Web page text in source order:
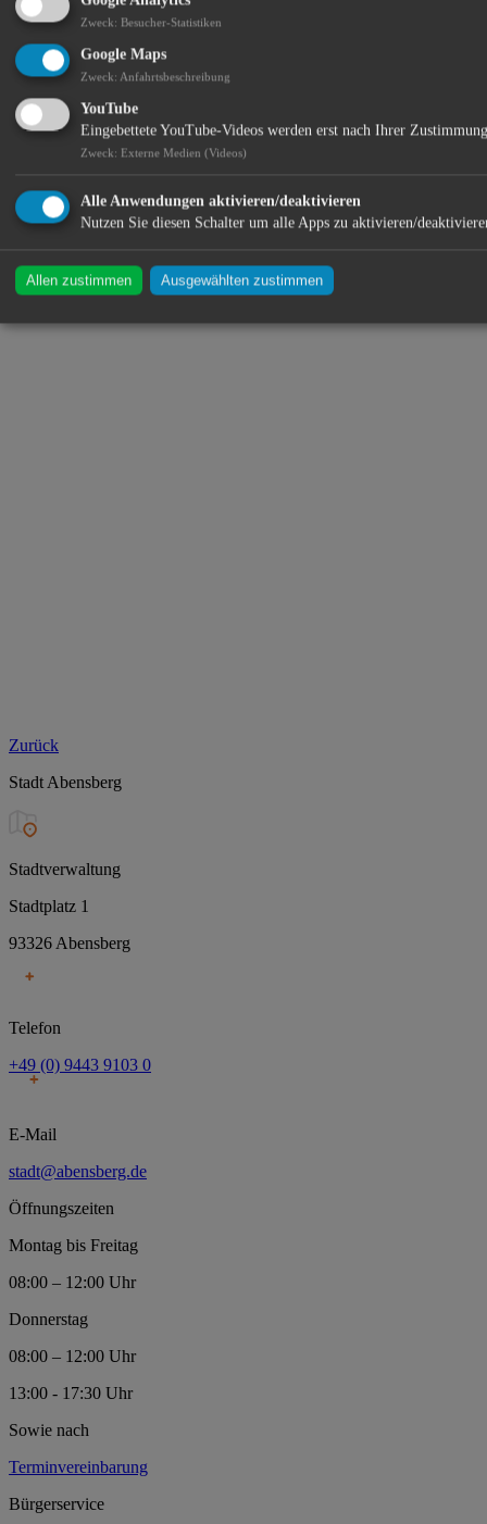
genießen und Euch mit frisch zubereiteten Gaumenfreuden aus
mit und trinkt ein Glas mit uns! Denn unser wichtigstes Ziel im
"BARREL" ist, dass sich unsere Gäste wohlfühlen und Spaß bei
gutem Wein haben. Cheers und hoffentlich bis bald im "BARREL"
...
Standort:
Zurück
Stadt Abensberg
Stadtverwaltung
Stadtplatz 1
93326 Abensberg
Telefon
+49 (0) 9443 9103 0
E-Mail
stadt@abensberg.de
Öffnungszeiten
Montag bis Freitag
08:00 – 12:00 Uhr
Donnerstag
08:00 – 12:00 Uhr
13:00 - 17:30 Uhr
Sowie nach
Terminvereinbarung
Bürgerservice
Zweck: Besucher-Statistiken
Google Maps
Zweck: Anfahrtsbeschreibung
YouTube
Eingebettete YouTube-Videos werden erst nach Ihrer
Zweck: Externe Medien (Videos)
Alle Anwendungen aktivieren/deaktivieren
Nutzen Sie diesen Schalter um alle Apps zu aktivieren/
Allen zustimmen Ausgewählten zustimmen